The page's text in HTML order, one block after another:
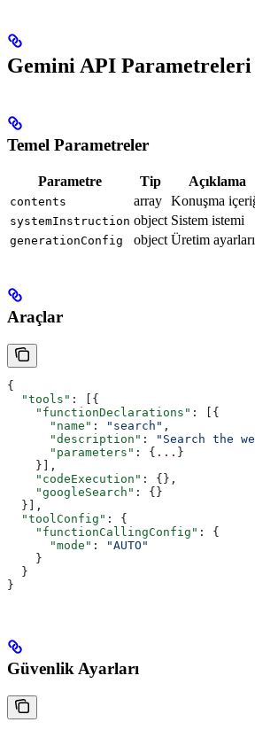
Gemini API Parametreleri
Temel Parametreler
Parametre Tip Açıklama
contents array Konuşma
systemInstruction object Sistem istemi
generationConfig object Üretim ayarları
Araçlar
{
  "tools"
: [{
    "functionDeclarations"
: [{
      "name"
: "search" ,
      "description"
: "Search the
      "parameters"
: { ... }
    }],
    "codeExecution"
: {},
    "googleSearch"
: {}
  }],
  "toolConfig"
: {
    "functionCallingConfig"
: {
      "mode"
:
"AUTO"
    }
  }
}
Güvenlik Ayarları